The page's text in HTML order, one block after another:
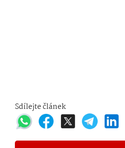
Sdílejte článek